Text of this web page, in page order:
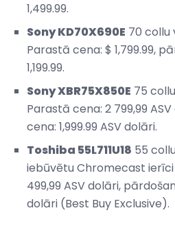
1,499.99.
Sony KD70X690E 70 collu
Parastā cena: $ 1,799.99,
1,199.99.
Sony XBR75X850E 75
Parastā cena: 2 799,99
cena: 1,999.99 ASV dolāri.
Toshiba 55L711U18 55
iebūvētu Chromecast
499,99 ASV dolāri,
dolāri (Best Buy Exclusive).